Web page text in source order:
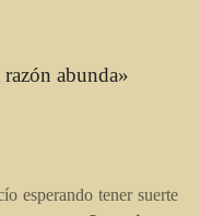
abunda»
esperando tener suerte